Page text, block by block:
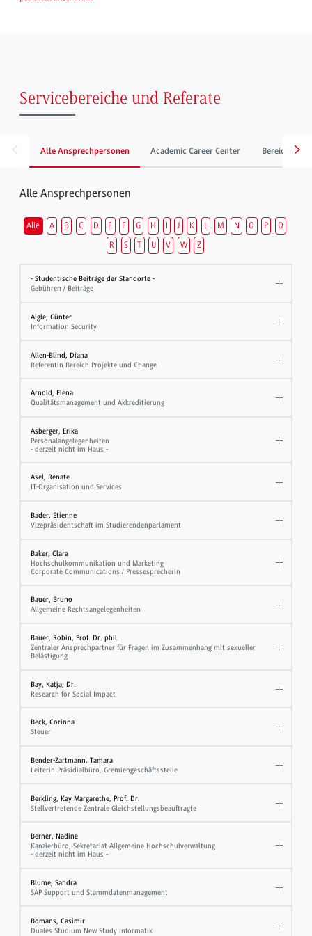
Servicebereiche und Referate
Alle Ansprechpersonen Academic Career Center Bereich
Alle Ansprechpersonen
Alle A B C D E F G H I J K L M N O P
Q
R
S T U V W Z
- Studentische Beiträge der Standorte -
Gebühren / Beiträge
Aigle, Günter
Information Security
Allen-Blind, Diana
Referentin Bereich Projekte und Change
Arnold, Elena
Qualitätsmanagement und Akkreditierung
Asberger, Erika
Personalangelegenheiten
- derzeit nicht im Haus -
Asel, Renate
IT-Organisation und Services
Bader, Etienne
Vizepräsidentschaft im Studierendenparlament
Baker, Clara
Hochschulkommunikation und Marketing
Corporate Communications / Pressesprecherin
Bauer, Bruno
Allgemeine Rechtsangelegenheiten
Bauer, Robin, Prof. Dr. phil.
Zentraler Ansprechpartner für Fragen im Zusammenhang mit sexueller
Belästigung
Bay, Katja, Dr.
Research for Social Impact
Beck, Corinna
Steuer
Bender-Zartmann, Tamara
Leiterin Präsidialbüro, Gremiengeschäftsstelle
Berkling, Kay Margarethe, Prof. Dr.
Stellvertretende Zentrale Gleichstellungsbeauftragte
Berner, Nadine
Kanzlerbüro, Sekretariat Allgemeine Hochschulverwaltung
- derzeit nicht im Haus -
Blume, Sandra
SAP Support und Stammdatenmanagement
Bomans, Casimir
Duales Studium New Study Informatik